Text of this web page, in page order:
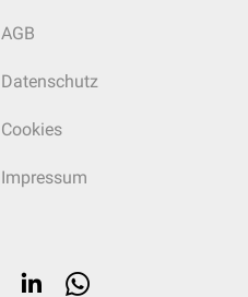
AGB
Datenschutz
Cookies
Impressum